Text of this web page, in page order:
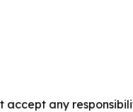
accept any